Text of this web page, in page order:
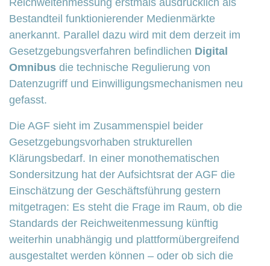
Bestandteil funktionierender Medienmärkte
anerkannt. Parallel dazu wird mit dem derzeit im
Gesetzgebungsverfahren befindlichen Digital
Omnibus die technische Regulierung von
Datenzugriff und Einwilligungsmechanismen neu
gefasst.
Die AGF sieht im Zusammenspiel beider
Gesetzgebungsvorhaben strukturellen
Klärungsbedarf. In einer monothematischen
Sondersitzung hat der Aufsichtsrat der AGF die
Einschätzung der Geschäftsführung gestern
mitgetragen: Es steht die Frage im Raum, ob die
Standards der Reichweitenmessung künftig
weiterhin unabhängig und plattformübergreifend
ausgestaltet werden können – oder ob sich die